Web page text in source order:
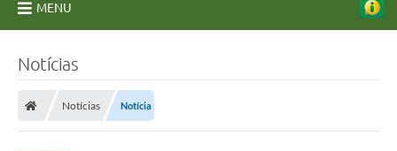
MENU
Notícias
Notícias Notícia